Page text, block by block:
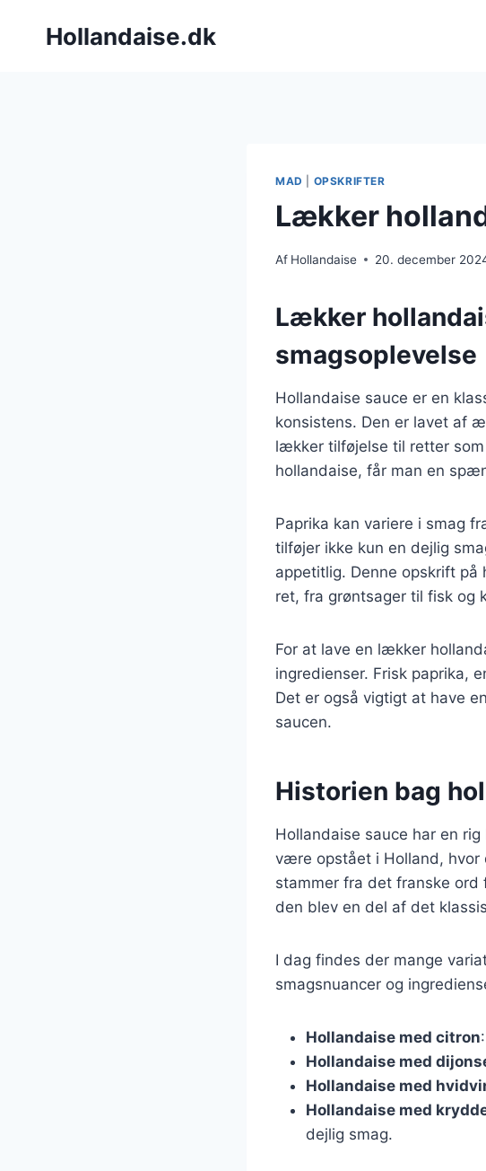
Hollandaise.dk
MAD OPSKRIFTER
Lækker
Af Hollandaise 20. december
Lækker
smagsoplevelse
Hollandaise sauce er en
konsistens. Den er lavet af
lækker tilføjelse til retter
hollandaise, får man en
Paprika kan variere i smag
tilføjer ikke kun en dejlig
appetitlig. Denne opskrift
ret, fra grøntsager til fisk og
For at lave en lækker
ingredienser. Frisk paprika,
Det er også vigtigt at have
saucen.
Historien bag
Hollandaise sauce har en
være opstået i Holland, hvor
stammer fra det franske
den blev en del af det
I dag findes der mange
smagsnuancer og
Hollandaise med citron
Hollandaise med
Hollandaise med
Hollandaise med
dejlig smag.